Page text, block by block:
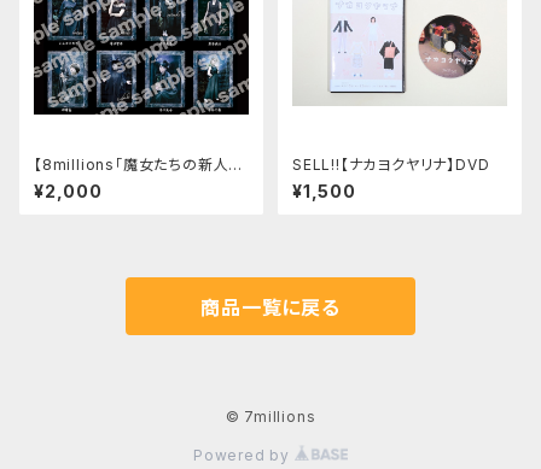
【8millions「魔女たちの新人歓
迎会」】トレーディングカードセッ
ト
¥2,000
SELL!!【ナカヨクヤリナ】DVD
¥1,500
商品一覧に戻る
© 7millions
Powered by